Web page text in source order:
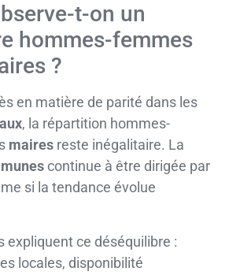
t-on un
hommes-femmes
?
en matière de parité dans les
, la répartition hommes-
maires reste inégalitaire. La
continue à être dirigée par
si la tendance évolue
expliquent ce déséquilibre :
locales, disponibilité